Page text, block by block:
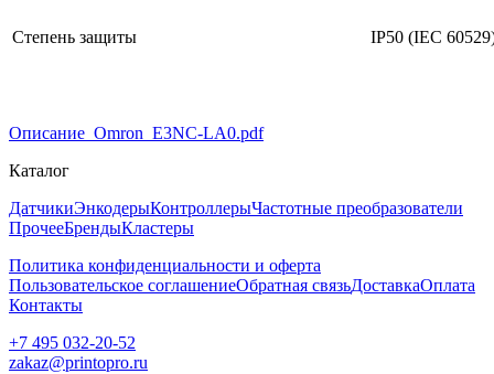
Степень защиты IP50 (IEC
Описание_Omron_E3NC-LA0.pdf
Каталог
ДатчикиЭнкодерыКонтроллерыЧастотные преобразователи
ПрочееБрендыКластеры
Политика конфиденциальности и оферта
Пользовательское соглашениеОбратная связьДоставкаОплата
Контакты
+7 495 032-20-52
zakaz@printopro.ru